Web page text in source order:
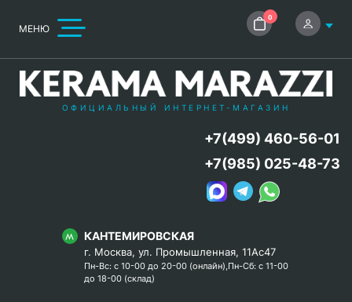
МЕНЮ
0
ОФИЦИАЛЬНЫЙ ИНТЕРНЕТ-МАГАЗИН
КАНТЕМИРОВСКАЯ
г. Москва, ул. Промышленная, 11Ас47
Пн-Вс: с 10-00 до 20-00 (онлайн),Пн-Сб: с 11-00
до 18-00 (склад)
+7(499) 460-56-01
+7(985) 025-48-73